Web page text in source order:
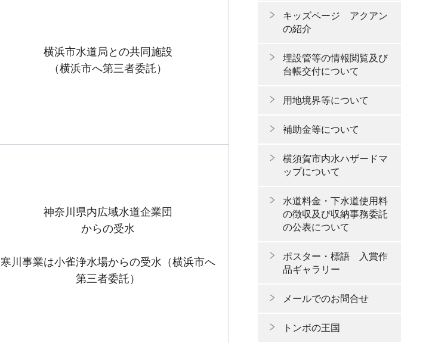
横浜市水道局との共同施設
（横浜市へ第三者委託）
神奈川県内広域水道企業団
からの受水
寒川事業は小雀浄水場からの受水（横浜市へ
第三者委託）
キッズページ アクアン
の紹介
埋設管等の情報閲覧及び
台帳交付について
用地境界等について
補助金等について
横須賀市内水ハザードマ
ップについて
水道料金・下水道使用料
の徴収及び収納事務委託
の公表について
ポスター・標語 入賞作
品ギャラリー
メールでのお問合せ
トンボの王国